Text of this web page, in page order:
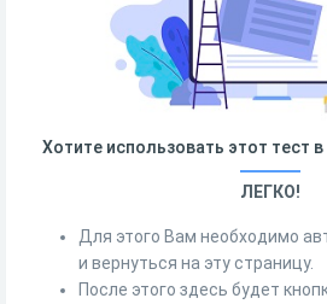
Хотите использовать этот тест
ЛЕГКО!
Для этого Вам необходимо
и вернуться на эту страницу.
После этого здесь будет